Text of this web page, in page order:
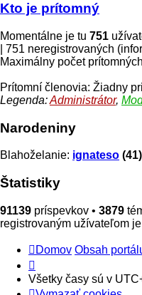
Kto je prítomný
Momentálne je tu 751
| 751 neregistrovaných
Maximálny počet
Prítomní členovia: Žiadny
Legenda:Administrátor,
Narodeniny
Blahoželanie: ignateso (41)
Štatistiky
91139 príspevkov • 3879
registrovaným užívateľom je
Domov Obsah
Všetky časy sú v